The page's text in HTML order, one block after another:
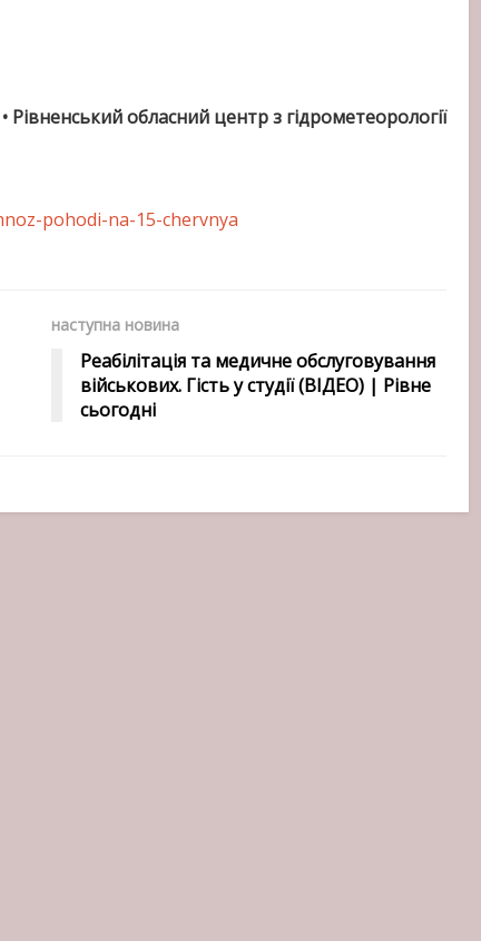
• Рівненський обласний центр з гідрометеорології
pohodi-na-15-chervnya
наступна новина
Реабілітація та медичне обслуговування
військових. Гість у студії (ВІДЕО) | Рівне
сьогодні